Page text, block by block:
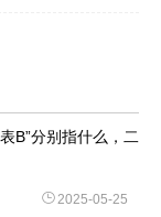
B”分别指什么，二
2025-05-25